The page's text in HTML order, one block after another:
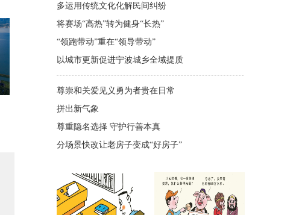
多运用传统文化化解民间纠纷
将赛场“高热”转为健身“长热”
“领跑带动”重在“领导带动”
以城市更新促进宁波城乡全域提质
尊崇和关爱见义勇为者贵在日常
拼出新气象
尊重隐名选择 守护行善本真
分场景快改让老房子变成“好房子”